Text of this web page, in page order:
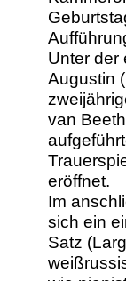
Unter der
Augustin
van
eröffnet.
Im
sich ein
Satz